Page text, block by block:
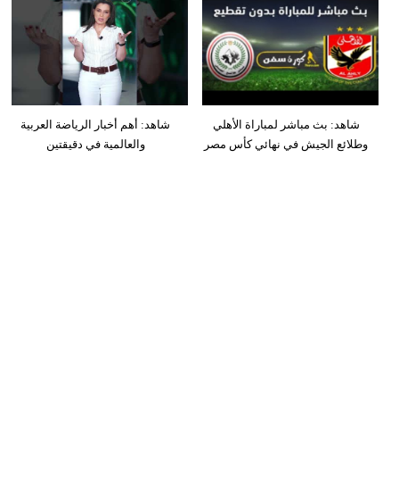
شاهد: أهم أخبار الرياضة العربية
والعالمية في دقيقتين
شاهد: بث مباشر لمباراة الأهلي
وطلائع الجيش في نهائي كأس مصر